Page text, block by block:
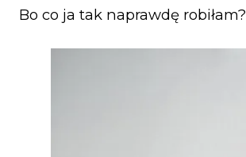
Bo co ja tak naprawdę robiłam?